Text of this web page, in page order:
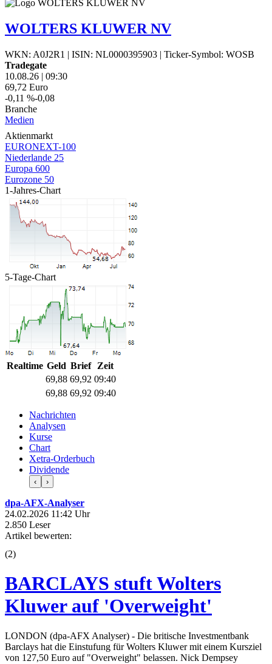
WOLTERS KLUWER NV
WKN: A0J2R1 | ISIN: NL0000395903 | Ticker-Symbol: WOSB
Tradegate
10.08.26 | 09:30
69,72 Euro
-0,11 %-0,08
Branche
Medien
Aktienmarkt
EURONEXT-100
Niederlande 25
Europa 600
Eurozone 50
1-Jahres-Chart
5-Tage-Chart
Realtime Geld Brief
Zeit
69,88 69,92 09:40
69,88 69,92 09:40
Nachrichten
Analysen
Kurse
Chart
Xetra-Orderbuch
Dividende
‹ ›
dpa-AFX-Analyser
24.02.2026 11:42 Uhr
2.850 Leser
Artikel bewerten:
(2)
BARCLAYS stuft Wolters
Kluwer auf 'Overweight'
LONDON (dpa-AFX Analyser) - Die britische Investmentbank
Barclays hat die Einstufung für Wolters Kluwer mit einem Kursziel
von 127,50 Euro auf "Overweight" belassen. Nick Dempsey